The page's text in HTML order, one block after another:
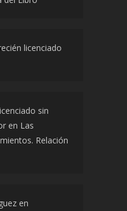
licenciado
sin
en Las
Relación
en